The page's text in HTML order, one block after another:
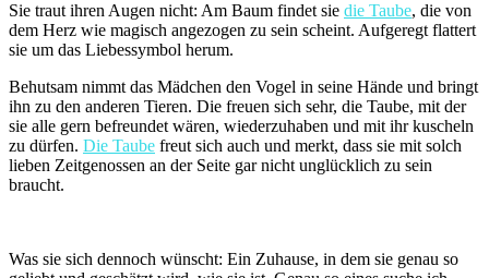
Sie traut ihren Augen nicht: Am Baum findet sie die Taube, die von
dem Herz wie magisch angezogen zu sein scheint. Aufgeregt flattert
sie um das Liebessymbol herum.
Behutsam nimmt das Mädchen den Vogel in seine Hände und bringt
ihn zu den anderen Tieren. Die freuen sich sehr, die Taube, mit der
sie alle gern befreundet wären, wiederzuhaben und mit ihr kuscheln
zu dürfen. Die Taube freut sich auch und merkt, dass sie mit solch
lieben Zeitgenossen an der Seite gar nicht unglücklich zu sein
braucht.
Was sie sich dennoch wünscht: Ein Zuhause, in dem sie genau so